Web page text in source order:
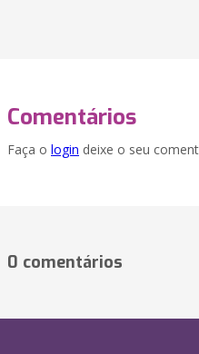
Comentários
Faça o login deixe o seu
0 comentários